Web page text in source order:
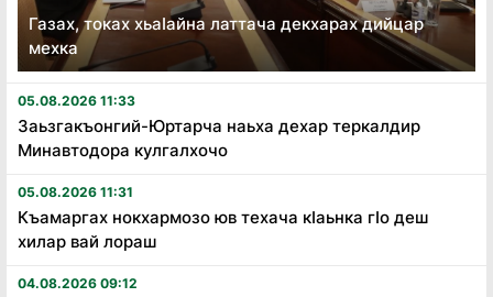
Газах, токах хьаӏайна латтача декхарах дийцар
мехка
05.08.2026 11:33
Заьзгакъонгий-Юртарча наьха дехар теркалдир
Минавтодора кулгалхочо
05.08.2026 11:31
Къамаргах нокхармозо юв техача кӏаьнка гӏо деш
хилар вай лораш
04.08.2026 09:12